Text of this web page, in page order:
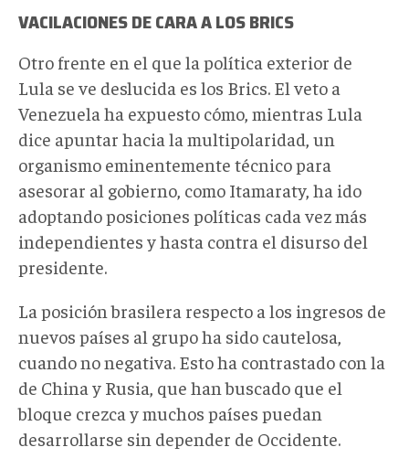
VACILACIONES DE CARA A LOS BRICS
Otro frente en el que la política exterior de
Lula se ve deslucida es los Brics. El veto a
Venezuela ha expuesto cómo, mientras Lula
dice apuntar hacia la multipolaridad, un
organismo eminentemente técnico para
asesorar al gobierno, como Itamaraty, ha ido
adoptando posiciones políticas cada vez más
independientes y hasta contra el disurso del
presidente.
La posición brasilera respecto a los ingresos de
nuevos países al grupo ha sido cautelosa,
cuando no negativa. Esto ha contrastado con la
de China y Rusia, que han buscado que el
bloque crezca y muchos países puedan
desarrollarse sin depender de Occidente.